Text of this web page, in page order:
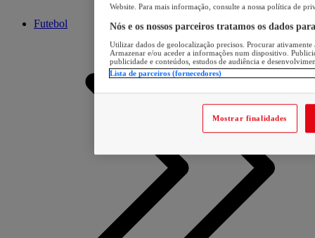
Futebol
Website. Para mais informação, consulte a nossa política de
Nós e os nossos parceiros tratamos os dados
Utilizar dados de geolocalização precisos. Procurar
Armazenar e/ou aceder a informações num dispositivo.
publicidade e conteúdos, estudos de audiência e
Lista de parceiros (fornecedores)
Mostrar finalidades